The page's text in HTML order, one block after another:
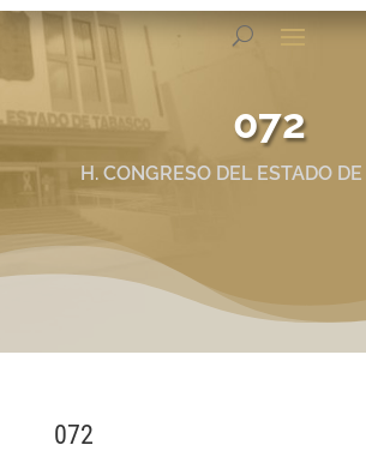
072
H. CONGRESO DEL ESTADO
072